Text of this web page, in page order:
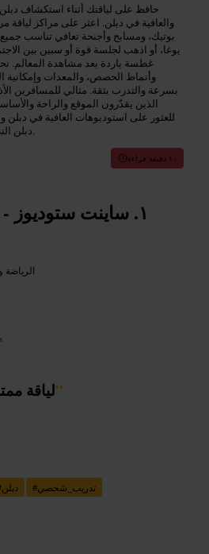
حافظ على لياقتك أثناء استكشاف
والعافية في دبلن. اعثر على مراكز لياقة
بوتيك، ومسابح وأجنحة تعافي تناسب
يوغا، أو اذهب لجلسة قوة أو سبين بين
غطسة باردة بعد مشاهدة المعالم.
وأنماط الحصص، والمعدات
بسرعة والتدرب بثقة. مثالي للمسافرين
الذين يقدّرون الموقع والراحة
للعثور على استوديوهات العافية في
دبلن التي تتناسب مع جدولك وطاقتك.
١٠ دقيقة قراءة
ساينت ستوديوز -
الرياضة
لياقة”
دبلن #تدريب_شخصي